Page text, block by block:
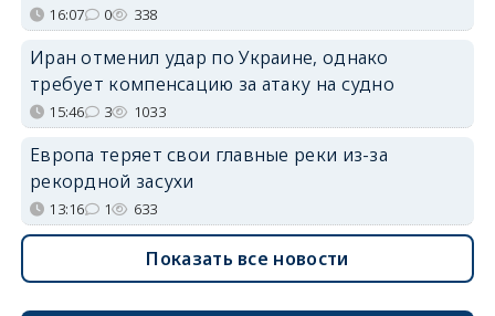
16:07 0 338
Иран отменил удар по Украине, однако
требует компенсацию за атаку на судно
15:46 3 1033
Европа теряет свои главные реки из-за
рекордной засухи
13:16 1 633
Показать все новости